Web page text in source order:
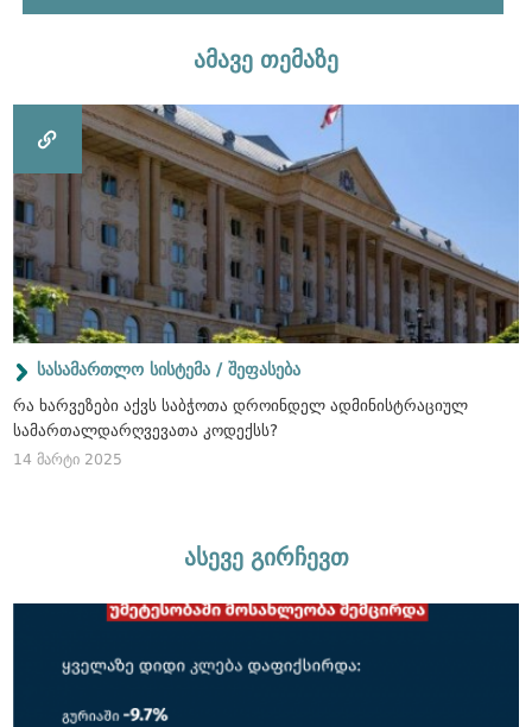
ამავე თემაზე
სასამართლო სისტემა / შეფასება
რა ხარვეზები აქვს საბჭოთა დროინდელ ადმინისტრაციულ
სამართალდარღვევათა კოდექსს?
14 მარტი 2025
ასევე გირჩევთ